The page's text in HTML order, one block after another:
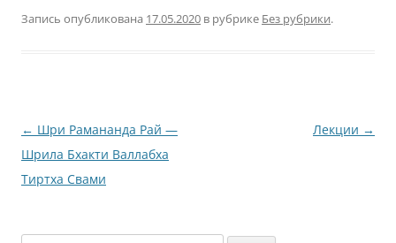
Запись опубликована 17.05.2020 в рубрике Без рубрики.
Навигация
по
записям
← Шри Рамананда Рай —
Шрила Бхакти Валлабха
Тиртха Свами
Лекции →